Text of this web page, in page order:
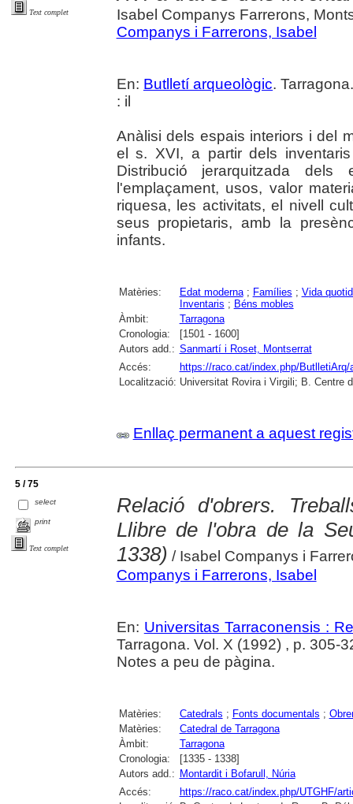
Text complet
Isabel Companys Farrerons,
Companys i Farrerons, Isabel
En: Butlletí arqueològic.
: il
Anàlisi dels espais interiors i del
el s. XVI, a partir dels
Distribució jerarquitzada
l'emplaçament, usos, valor
riquesa, les activitats, el nivell
seus propietaris, amb la
infants.
Matèries: Edat moderna; Famílies ; Vida
Inventaris ; Béns mobles
Àmbit:
Tarragona
Cronologia:
[1501 - 1600]
Autors add.: Sanmartí i Roset, Montserrat
Accés:
https://raco.cat/index.php/ButlletiArq/
Localització: Universitat Rovira i Virgili; B. Centre
Enllaç permanent a aquest
5 / 75
select
print
Text complet
Relació d'obrers.
Llibre de l'obra de la
1338) / Isabel Companys i
Companys i Farrerons, Isabel
En: Universitas Tarraconensis :
Tarragona. Vol. X (1992) , p. 305-
Notes a peu de pàgina.
Matèries: Catedrals ; Fonts documentals ;
Matèries:
Catedral de Tarragona
Àmbit:
Tarragona
Cronologia:
[1335 - 1338]
Autors add.: Montardit i Bofarull, Núria
Accés:
https://raco.cat/index.php/UTGHF/